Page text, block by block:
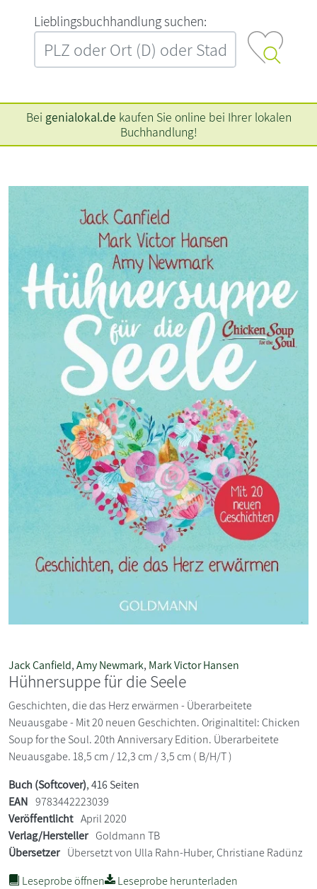
L‍i‍e‍b‍l‍i‍n‍g‍s‍b‍u‍c‍h‍h‍a‍n‍d‍l‍u‍n‍g‍ ‍s‍u‍c‍h‍e‍n‍:‍
Bei genialokal.de kaufen Sie online bei Ihrer lokalen
Buchhandlung!
Jack Canfield,Amy Newmark, Mark Victor Hansen
Hühnersuppe für die Seele
Geschichten, die das Herz erwärmen - Überarbeitete
Neuausgabe - Mit 20 neuen Geschichten. Originaltitel: Chicken
Soup for the Soul. 20th Anniversary Edition. Überarbeitete
Neuausgabe. 18,5 cm / 12,3 cm / 3,5 cm ( B/H/T )
Buch (Softcover), 416 Seiten
EAN 9783442223039
Veröffentlicht April 2020
Verlag/Hersteller Goldmann TB
Übersetzer Übersetzt von Ulla Rahn-Huber, Christiane Radünz
Leseprobe öffnen
Leseprobe herunterladen